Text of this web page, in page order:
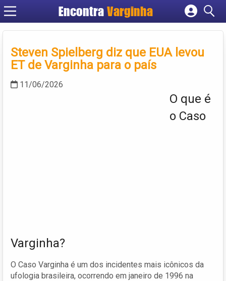
EncontraVarginha
Cadastrar empresa
Criar conta
Steven Spielberg diz que EUA levou
ET de Varginha para o país
11/06/2026
O que é
o Caso
Varginha?
O Caso Varginha é um dos incidentes mais icônicos da
ufologia brasileira, ocorrendo em janeiro de 1996 na